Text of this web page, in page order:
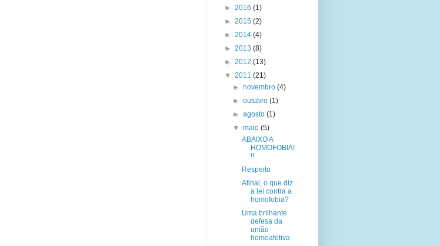
► 2016 (1)
► 2015 (2)
► 2014 (4)
► 2013 (8)
► 2012 (13)
▼ 2011 (21)
►novembro(4)
►outubro(1)
►agosto(1)
▼maio(5)
ABAIXO A
HOMOFOBIA!
!!
Respeito
Afinal, o que diz
a lei contra a
homofobia?
Uma brilhante
defesa da
união
homoafetiva